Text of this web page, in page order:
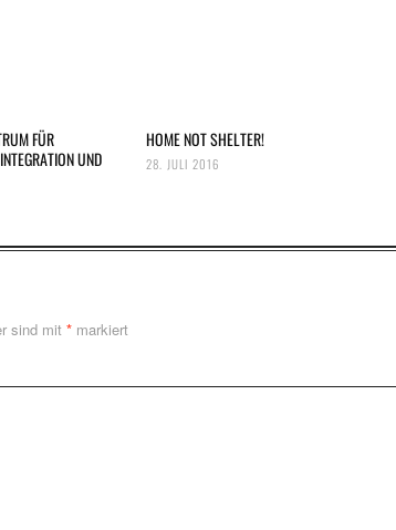
FÜR
UND
HOME NOT SHELTER!
28. JULI 2016
sind mit * markiert